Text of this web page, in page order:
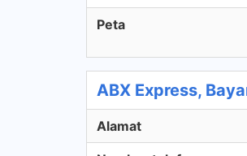
Peta
ABX Express,
Alamat